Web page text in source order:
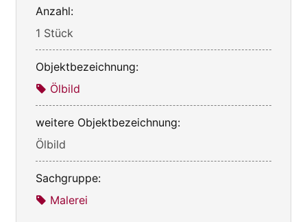
Anzahl:
1 Stück
Objektbezeichnung:
Ölbild
weitere Objektbezeichnung:
Ölbild
Sachgruppe:
Malerei